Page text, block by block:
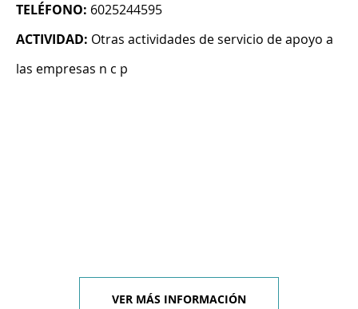
TELÉFONO: 6025244595
ACTIVIDAD: Otras actividades de servicio de apoyo a
las empresas n c p
VER MÁS INFORMACIÓN